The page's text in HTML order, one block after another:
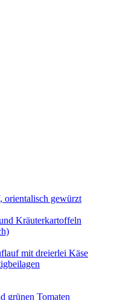
orientalisch gewürzt
Kräuterkartoffeln
mit dreierlei Käse
grünen Tomaten